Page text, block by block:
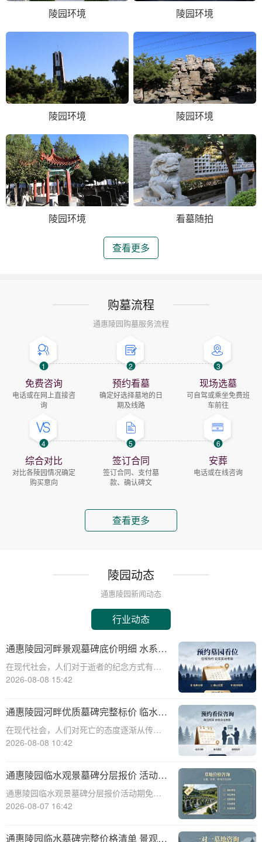
陵园环境 陵园环境
陵园环境 陵园环境
陵园环境 看墓随拍
查看更多
购墓流程
通惠陵园购墓服务流程
1
免费咨询
电话或在网上直接咨
询
2
预约看墓
确定好选择墓地的日
期及线路
3
现场选墓
可自驾或乘坐免费班
车前往
4
综合对比
对比各陵园情况确定
购买意向
5
签订合同
签订合同、支付墓
款、确认碑文
6
安葬
电话或在线咨询
查看更多
陵园动态
通惠陵园新闻动态
行业动态
通惠陵园河畔景观墓碑底价明细 水系养
护费用无需额外支付详解
在现代社会，人们对于逝者的纪念方式有了
更多的选择和需求。通惠陵园作为一家专业
的服务，其中河畔景观墓碑因其独特的自然
景观和宁静的环境而备受青睐。本文将详细
介绍通惠陵
2026-08-08 15:42
通惠陵园河畔优质墓碑完整标价 临水景
观无需额外加价详解
在现代社会，人们对死亡的态度逐渐从传统
的敬畏转向现代的尊重与关怀。随着生活水
品质与个性。通惠陵园作为一家知名的陵园
机构，提供了一系列优质的墓碑产品和服
务，其中河畔
2026-08-08 10:42
通惠陵园临水观景墓碑分层报价 活动期
免费定制碑文图案福利详解
通惠陵园临水观景墓碑分层报价活动期免费
定制碑文图案福利详解☎ 通惠陵园电话:400-
化底蕴和人文关怀的纪念圣地，始终致力于
2026-08-07 16:42
通惠陵园临水墓碑完整价格清单 景观维